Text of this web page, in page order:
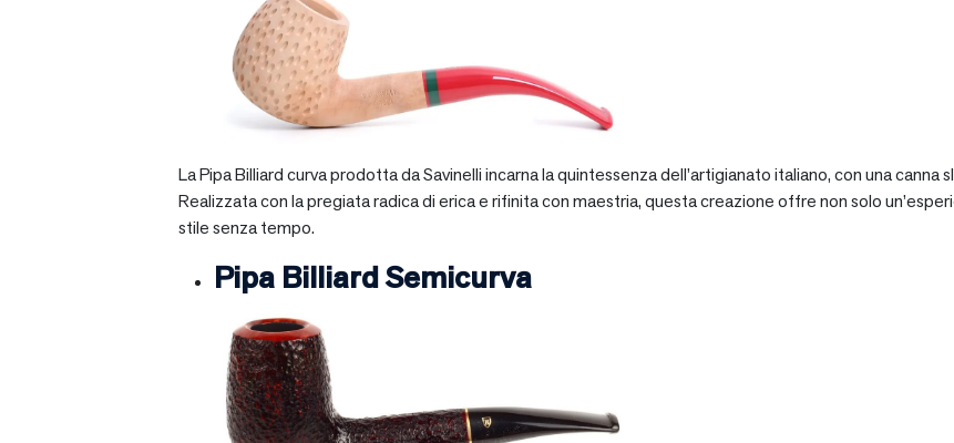
La Pipa Billiard curva prodotta da Savinelli incarna la quintessenza dell’artigianato italiano, con una
Realizzata con la pregiata radica di erica e rifinita con maestria, questa creazione offre non solo
stile senza tempo.
Pipa Billiard Semicurva